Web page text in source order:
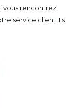
vous rencontrez
service client. Ils